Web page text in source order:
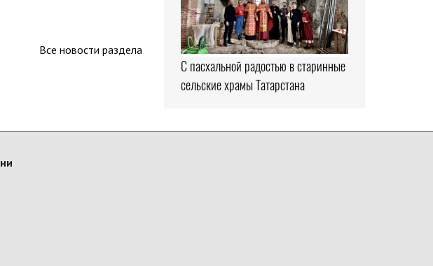
Все новости раздела
С пасхальной радостью в старинные
сельские храмы Татарстана